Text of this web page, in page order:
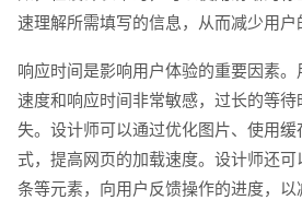
速理解所需填写的信息，从而减少用户
响应时间是影响用户体验的重要因素
速度和响应时间非常敏感，过长的等
失。设计师可以通过优化图片、使用
式，提高网页的加载速度。设计师还
条等元素，向用户反馈操作的进度，以